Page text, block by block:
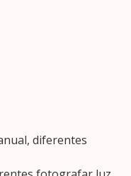
diferentes